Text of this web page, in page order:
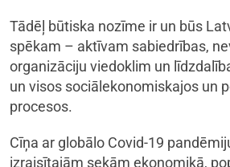
Tādēļ būtiska nozīme ir un būs
spēkam – aktīvam sabiedrības,
organizāciju viedoklim un
un visos sociālekonomiskajos un
procesos.
Cīņa ar globālo Covid-19
izraisītajām sekām ekonomikā,